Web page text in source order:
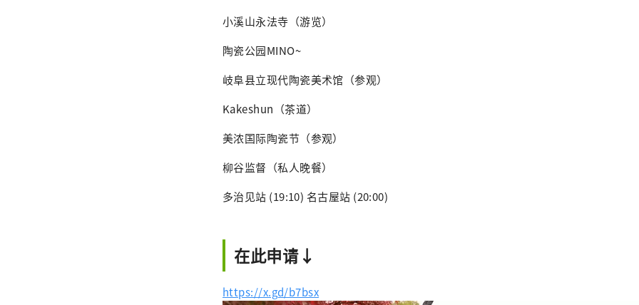
小溪山永法寺（游览）
陶瓷公园MINO~
岐阜县立现代陶瓷美术馆（参观）
Kakeshun（茶道）
美浓国际陶瓷节（参观）
柳谷监督（私人晚餐）
多治见站 (19:10) 名古屋站 (20:00)
在此申请↓
https://x.gd/b7bsx